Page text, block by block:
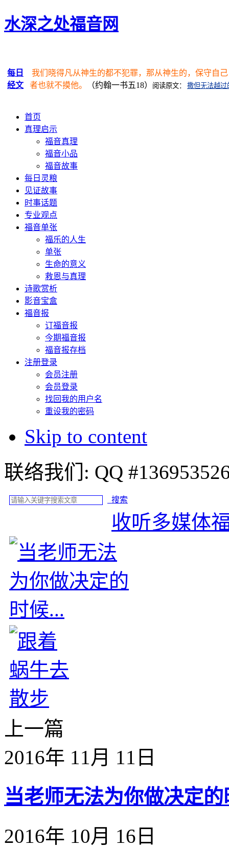
水深之处福音网
每日
经文
我们晓得凡从神生的都不犯罪，那从神生的，保守自
者也就不摸他。
（约翰一书五18） 阅读原文： 撒但无法越
首页
真理启示
福音真理
福音小品
福音故事
每日灵粮
见证故事
时事话题
专业观点
福音单张
福乐的人生
单张
生命的意义
救恩与真理
诗歌赏析
影音宝盒
福音报
订福音报
今期福音报
福音报存档
注册登录
会员注册
会员登录
找回我的用户名
重设我的密码
Skip to content
联络我们:
搜索
收听多媒体
上一篇
2016年 11月 11日
当老师无法为你做决定的
2016年 10月 16日